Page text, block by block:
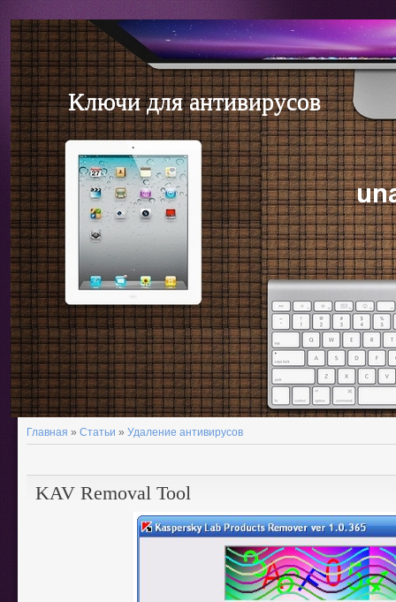
Ключи для антивирусов
Главная » Статьи » Удаление антивирусов
KAV Removal Tool